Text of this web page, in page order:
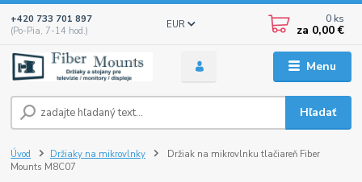
Menu
EUR
Hľadať
+420 733 701 897
(Po-Pia, 7-14 hod.)
0 ks
za 0,00 €
Úvod Držiaky na mikrovlnky
Držiak na mikrovlnku tlačiareň Fiber
Mounts M8C07